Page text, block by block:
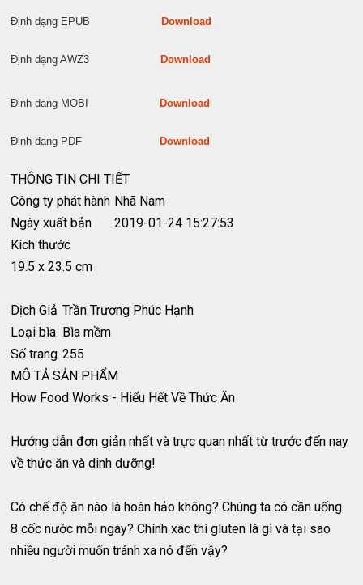
Định dạng EPUB Download
Định dạng AWZ3 Download
Định dạng MOBI Download
Định dạng PDF Download
THÔNG TIN CHI TIẾT
Công ty phát hành Nhã Nam
Ngày xuất bản
2019-01-24 15:27:53
Kích thước
19.5 x 23.5 cm
Dịch Giả Trần Trương Phúc Hạnh
Loại bìa Bìa mềm
Số trang 255
MÔ TẢ SẢN PHẨM
How Food Works - Hiểu Hết Về Thức Ăn
Hướng dẫn đơn giản nhất và trực quan nhất từ trước đến nay
về thức ăn và dinh dưỡng!
Có chế độ ăn nào là hoàn hảo không? Chúng ta có cần uống
8 cốc nước mỗi ngày? Chính xác thì gluten là gì và tại sao
nhiều người muốn tránh xa nó đến vậy?